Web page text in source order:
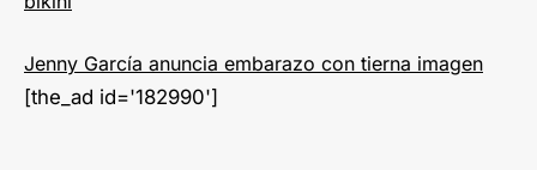
Jenny García anuncia embarazo con tierna imagen
[the_ad id='182990']